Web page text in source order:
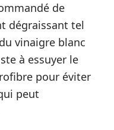
de
dégraissant tel
vinaigre blanc
à essuyer le
pour éviter
peut